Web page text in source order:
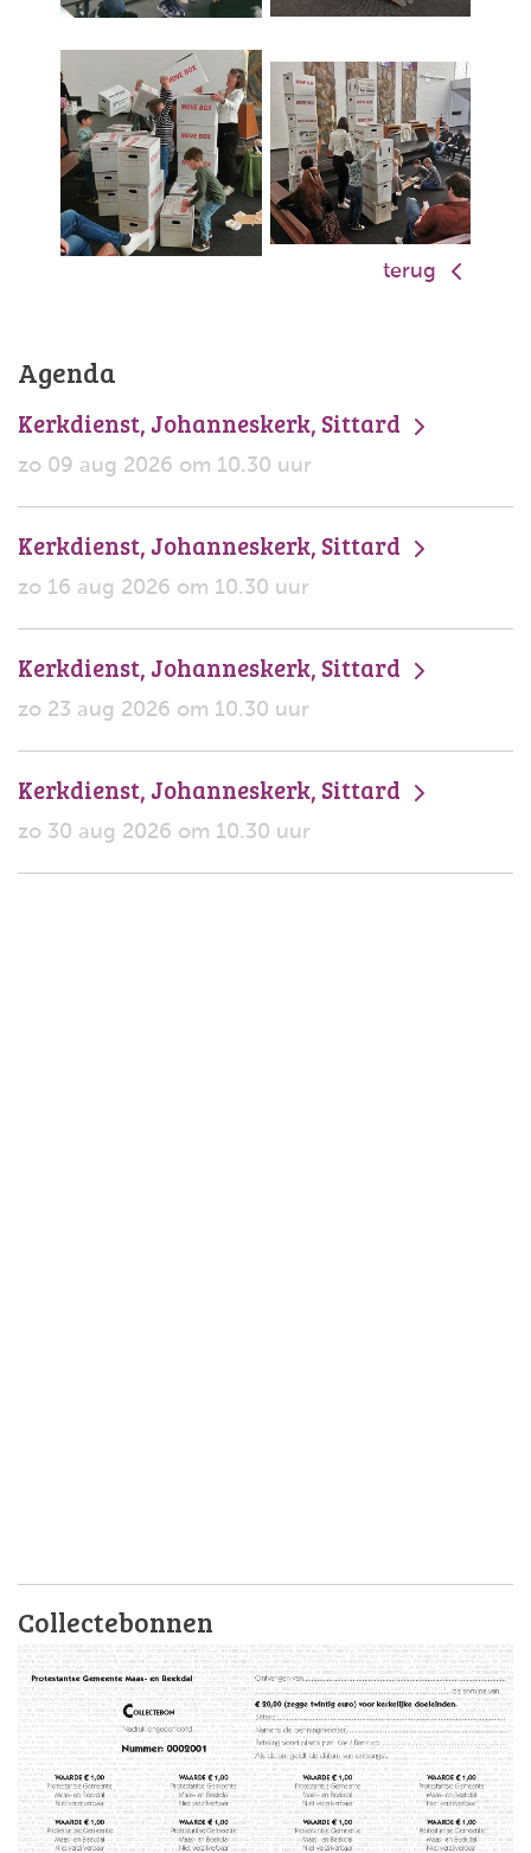
terug
Agenda
Kerkdienst, Johanneskerk, Sittard
zo 09 aug 2026 om 10.30 uur
Kerkdienst, Johanneskerk, Sittard
zo 16 aug 2026 om 10.30 uur
Kerkdienst, Johanneskerk, Sittard
zo 23 aug 2026 om 10.30 uur
Kerkdienst, Johanneskerk, Sittard
zo 30 aug 2026 om 10.30 uur
Collectebonnen